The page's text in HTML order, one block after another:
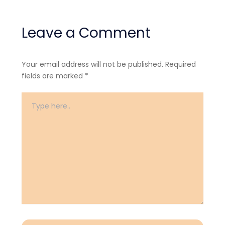
Leave a Comment
Your email address will not be published. Required
fields are marked *
Type
here..